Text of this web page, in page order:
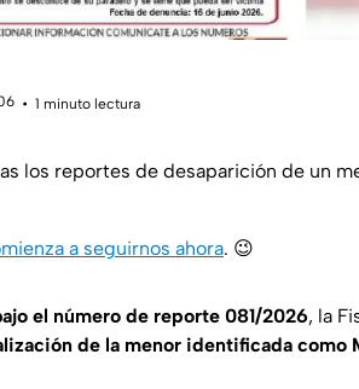
1 minuto lectura
los reportes de desaparición de un
a seguirnos ahora. 😉
el número de reporte 081/2026, la
de la menor identificada como